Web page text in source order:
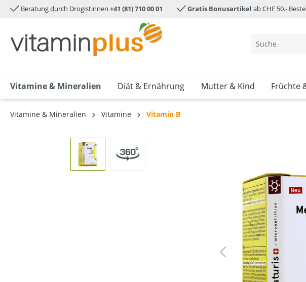
springen Zur Hauptnavigation springen
Beratung durch Drogistinnen +41 (81) 710 00 01 Gratis Bonusartikel ab CHF 50.-
Vitamine & Mineralien Diät & Ernährung Mutter & Kind Früchte
Vitamine & Mineralien Vitamine Vitamin B